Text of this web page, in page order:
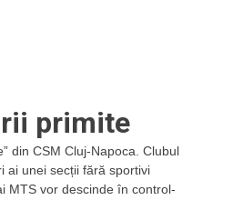
primite
din CSM Cluj-Napoca. Clubul
ai unei secții fără sportivi
MTS vor descinde în control-